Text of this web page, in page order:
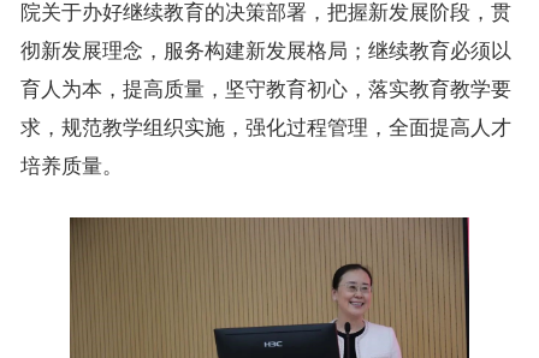
院关于办好继续教育的决策部署，把握新发展阶段，贯
彻新发展理念，服务构建新发展格局；继续教育必须以
育人为本，提高质量，坚守教育初心，落实教育教学要
求，规范教学组织实施，强化过程管理，全面提高人才
培养质量。